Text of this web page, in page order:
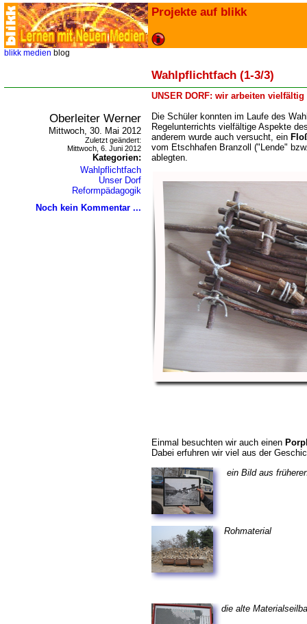
Projekte auf blikk
blikk medien blog
Wahlpflichtfach (1-3/3)
UNSER DORF: wir arbeiten vielfältig
Oberleiter Werner
Mittwoch, 30. Mai 2012
Zuletzt geändert:
Mittwoch, 6. Juni 2012
Kategorien:
Wahlpflichtfach
Unser Dorf
Reformpädagogik
Noch kein Kommentar ...
Die Schüler konnten im Laufe des
Regelunterrichts vielfältige Aspekte
anderem wurde auch versucht, ein
vom Etschhafen Branzoll ("Lende"
ablegten.
Einmal besuchten wir auch einen
Dabei erfuhren wir viel aus der
ein Bild aus
Rohmaterial
die alte